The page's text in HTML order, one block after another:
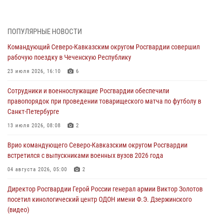
турнирами, мастер-классами и легкоатлетическими забегами
08 августа 2026, 06:03
подготовки на Урале
08 августа 2026, 05:00 3
В ДНР выполняющие задачи СВО росгвардейцы получают из дома
08 августа 2026, 05:00
Комплексные проверки безопасности объектов образования с
08 августа 2026, 04:01
ПОПУЛЯРНЫЕ НОВОСТИ
Командующий Северо-Кавказским округом Росгвардии совершил
рабочую поездку в Чеченскую Республику
23 июля 2026, 16:10 6
Сотрудники и военнослужащие Росгвардии обеспечили
правопорядок при проведении товарищеского матча по футболу в
Санкт-Петербурге
13 июля 2026, 08:08 2
Врио командующего Северо-Кавказским округом Росгвардии
встретился с выпускниками военных вузов 2026 года
04 августа 2026, 05:00 2
Директор Росгвардии Герой России генерал армии Виктор Золотов
посетил кинологический центр ОДОН имени Ф.Э. Дзержинского
(видео)